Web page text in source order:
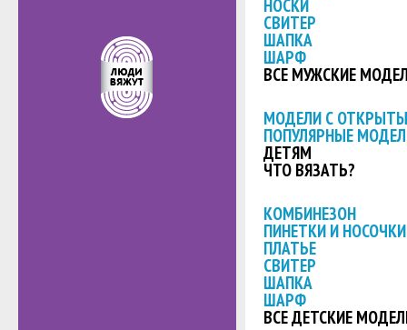
НОСКИ
СВИТЕР
ШАПКА
ШАРФ
ВСЕ МУЖСКИЕ
МОДЕЛИ С
ПОПУЛЯРНЫЕ
ДЕТЯМ
ЧТО ВЯЗАТЬ?
КОМБИНЕЗОН
ПИНЕТКИ И НОСОЧКИ
ПЛАТЬЕ
СВИТЕР
ШАПКА
ШАРФ
ВСЕ ДЕТСКИЕ